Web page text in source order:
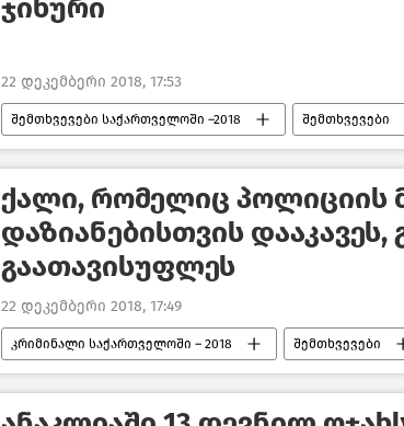
ჯიხური
22 დეკემბერი 2018, 17:53
შემთხვევები საქართველოში –2018 შემთხვევები
ქალი, რომელიც პოლიციის
დაზიანებისთვის
გაათავისუფლეს
22 დეკემბერი 2018, 17:49
კრიმინალი საქართველოში – 2018 შემთხვევები